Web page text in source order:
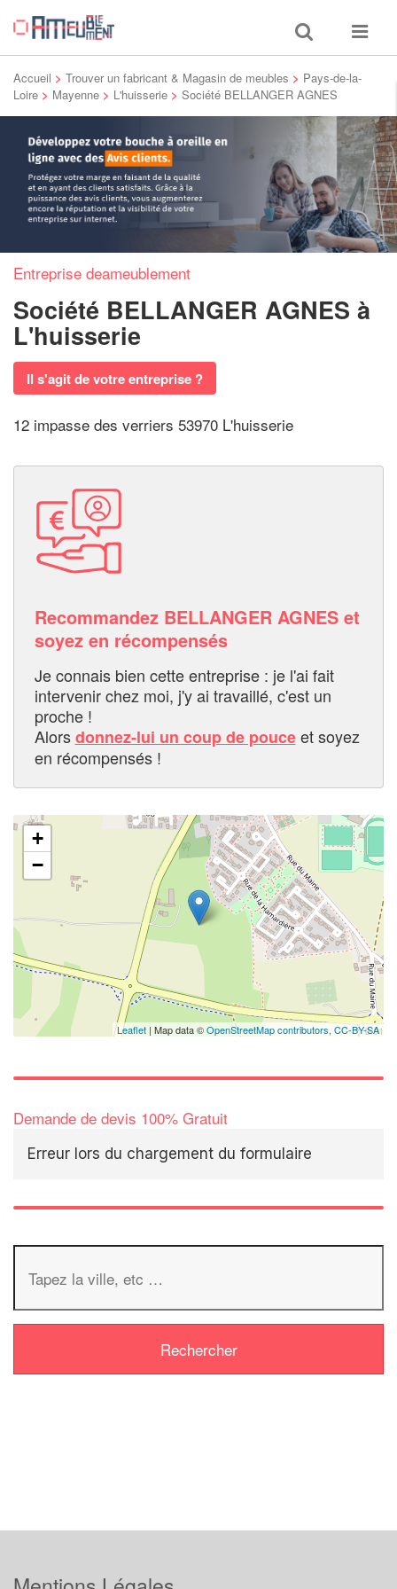
Toggle
search
Toggle
Accueil > Trouver un fabricant & Magasin de meubles > Pays-de-la-
Loire > Mayenne > L'huisserie > Société BELLANGER AGNES
Entreprise deameublement
Société BELLANGER AGNES à
L'huisserie
Il s'agit de votre entreprise ?
12 impasse des verriers 53970 L'huisserie
Recommandez BELLANGER AGNES et
soyez en récompensés
Je connais bien cette entreprise : je l'ai fait
intervenir chez moi, j'y ai travaillé, c'est un
proche !
Alorsdonnez-lui un coup de pouceet soyez
en récompensés !
+
−
Leaflet | Map data ©OpenStreetMap contributors, CC-BY-SA
Demande de devis 100% Gratuit
Erreur lors du chargement du formulaire